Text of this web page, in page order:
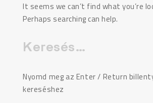
It seems we can’t find what you’re
Perhaps searching can help.
Keresés:
Nyomd meg az Enter / Return
kereséshez